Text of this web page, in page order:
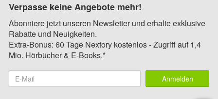
Verpasse keine Angebote mehr!
Abonniere jetzt unseren Newsletter und erhalte exklusive
Rabatte und Neuigkeiten.
Extra-Bonus: 60 Tage Nextory kostenlos - Zugriff auf 1,4
Mio. Hörbücher & E-Books.*
Anmelden